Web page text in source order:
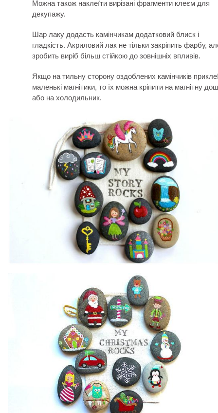
Можна також наклеїти вирізані фрагменти клеєм для
декупажу.
Шар лаку додасть камінчикам додатковий блиск і
гладкість. Акриловий лак не тільки закріпить фарбу,
зробить виріб більш стійкою до зовнішніх впливів.
Якщо на тильну сторону оздоблених камінчиків
маленькі магнітики, то їх можна кріпити на магнітну
або на холодильник.